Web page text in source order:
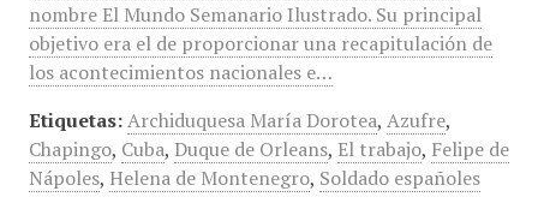
nombre El Mundo Semanario Ilustrado. Su principal
objetivo era el de proporcionar una recapitulación de
los acontecimientos nacionales e…
Etiquetas: Archiduquesa María Dorotea, Azufre,
Chapingo, Cuba, Duque de Orleans, El trabajo, Felipe de
Nápoles, Helena de Montenegro, Soldado españoles